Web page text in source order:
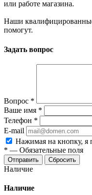
или работе магазина.
Наши
помогут.
Задать вопрос
Вопрос *
Ваше имя *
Телефон *
E-mail
Нажимая на кнопку, я
* — Обязательные поля
Отправить Сбросить
Наличие
Наличие